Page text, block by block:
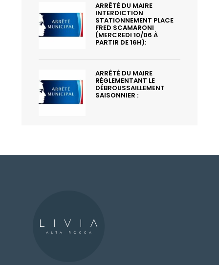
ARRÊTÉ DU MAIRE
INTERDICTION
STATIONNEMENT PLACE
FRED SCAMARONI
(MERCREDI 10/06 À
PARTIR DE 16H):
ARRÊTÉ DU MAIRE
RÈGLEMENTANT LE
DÉBROUSSAILLEMENT
SAISONNIER :